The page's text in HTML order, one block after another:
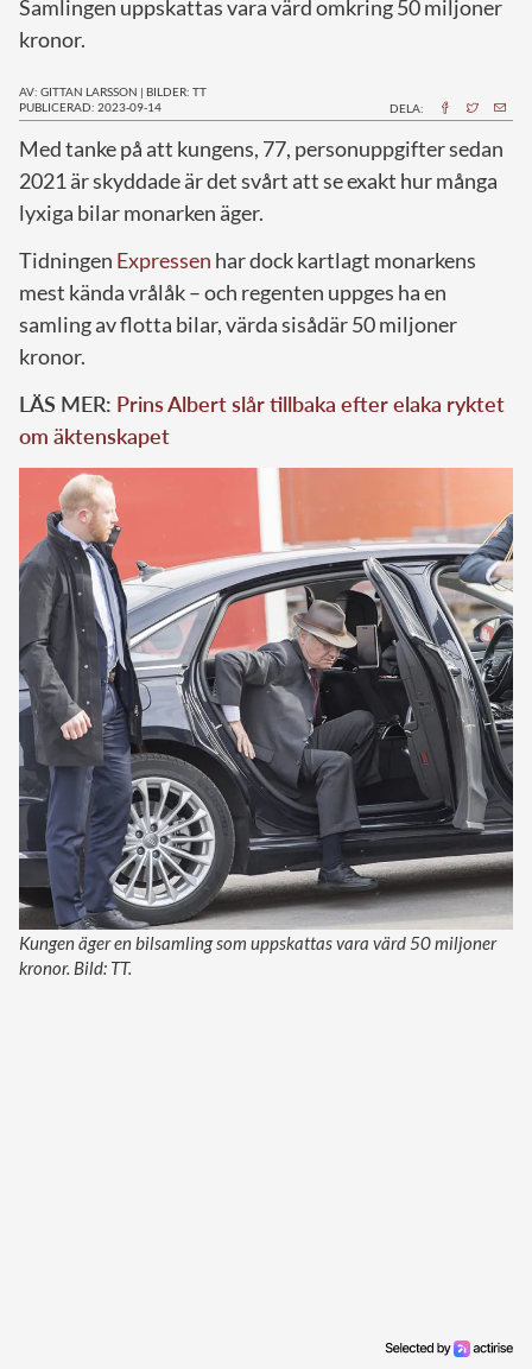
Samlingen uppskattas vara värd omkring 50 miljoner
kronor.
AV: GITTAN LARSSON | BILDER: TT
PUBLICERAD: 2023-09-14
DELA:
Med tanke på att kungens, 77, personuppgifter sedan
2021 är skyddade är det svårt att se exakt hur många
lyxiga bilar monarken äger.
Tidningen Expressen har dock kartlagt monarkens
mest kända vrålåk – och regenten uppges ha en
samling av flotta bilar, värda sisådär 50 miljoner
kronor.
LÄS MER: Prins Albert slår tillbaka efter elaka ryktet
om äktenskapet
Kungen äger en bilsamling som uppskattas vara värd 50 miljoner
kronor. Bild: TT.